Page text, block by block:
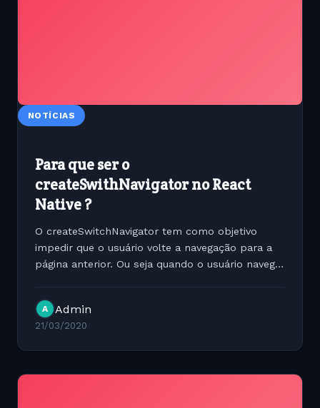
NOTÍCIAS
Para que ser o
createSwithNavigator no React
Native ?
O createSwitchNavigator tem como objetivo
impedir que o usuário volte a navegação para a
página anterior. Ou seja quando o usuário navega
lado ele cria uma...
A Admin
21/03/2020